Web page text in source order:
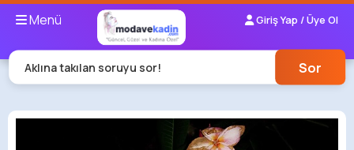
Menü Giriş Yap / Üye Ol
Aklına takılan soruyu sor! Sor